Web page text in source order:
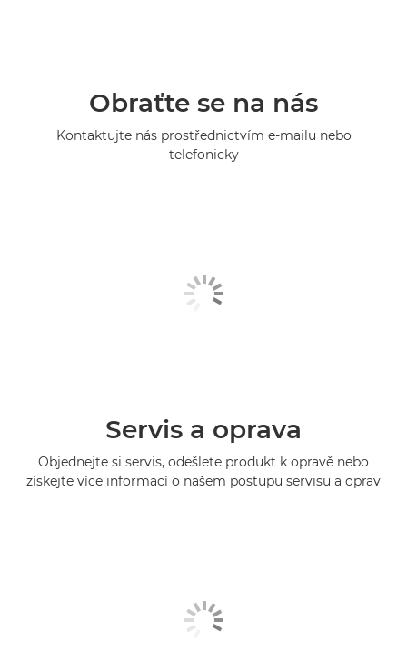
Obraťte se na nás
Kontaktujte nás prostřednictvím e-mailu nebo
telefonicky
Servis a oprava
Objednejte si servis, odešlete produkt k opravě nebo
získejte více informací o našem postupu servisu a oprav